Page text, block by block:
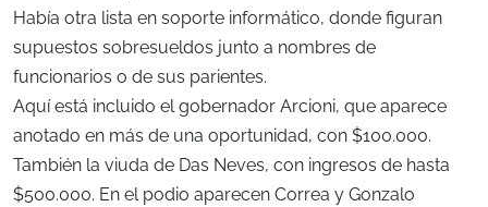
Había otra lista en soporte informático, donde figuran
supuestos sobresueldos junto a nombres de
funcionarios o de sus parientes.
Aquí está incluido el gobernador Arcioni, que aparece
anotado en más de una oportunidad, con $100.000.
También la viuda de Das Neves, con ingresos de hasta
$500.000. En el podio aparecen Correa y Gonzalo